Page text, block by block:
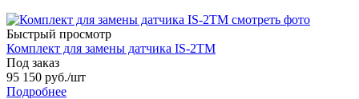
Быстрый просмотр
Комплект для замены датчика IS-2TM
Под заказ
95 150 руб./шт
Подробнее